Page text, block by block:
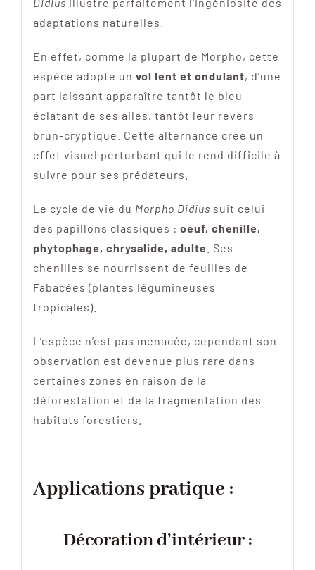
adaptations naturelles.
En effet, comme la plupart de Morpho, cette
espèce adopte un vol lent et ondulant, d’une
part laissant apparaître tantôt le bleu
éclatant de ses ailes, tantôt leur revers
brun-cryptique. Cette alternance crée un
effet visuel perturbant qui le rend difficile à
suivre pour ses prédateurs.
Le cycle de vie du Morpho Didius suit celui
des papillons classiques : oeuf, chenille,
phytophage, chrysalide, adulte . Ses
chenilles se nourrissent de feuilles de
Fabacées (plantes légumineuses
tropicales).
L’espèce n’est pas menacée, cependant son
observation est devenue plus rare dans
certaines zones en raison de la
déforestation et de la fragmentation des
habitats forestiers.
Applications pratique :
Décoration d’intérieur :